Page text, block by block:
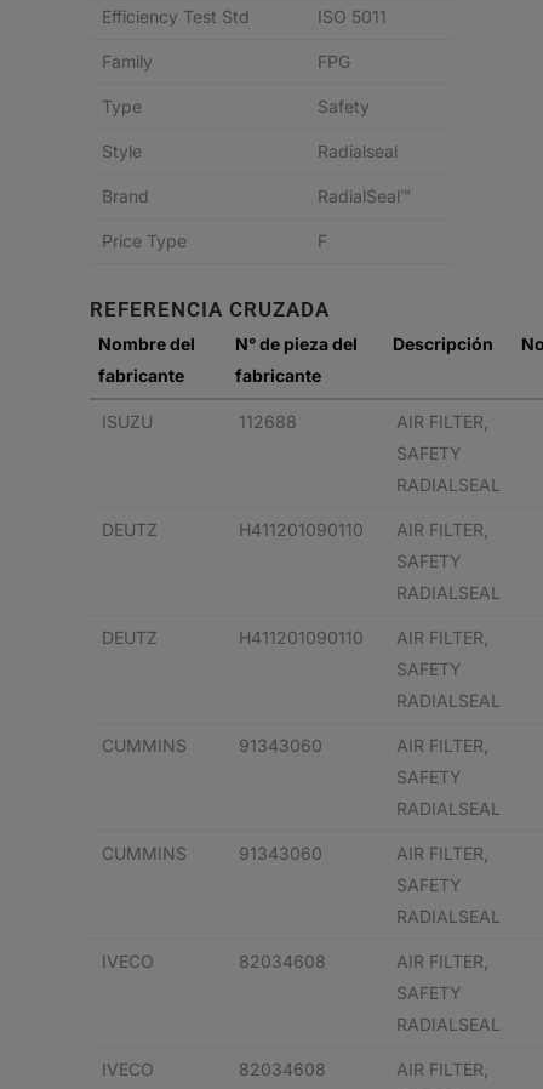
Efficiency Test Std ISO 5011
Family FPG
Type Safety
Style Radialseal
Brand RadialSeal™
Price Type F
REFERENCIA CRUZADA
Nombre del
fabricante
N° de pieza del
fabricante
Descripción
ISUZU 112688
AIR FILTER,
SAFETY
RADIALSEAL
DEUTZ H411201090110
AIR FILTER,
SAFETY
RADIALSEAL
DEUTZ H411201090110
AIR FILTER,
SAFETY
RADIALSEAL
CUMMINS 91343060
AIR FILTER,
SAFETY
RADIALSEAL
CUMMINS 91343060
AIR FILTER,
SAFETY
RADIALSEAL
IVECO 82034608
AIR FILTER,
SAFETY
RADIALSEAL
IVECO 82034608
AIR FILTER,